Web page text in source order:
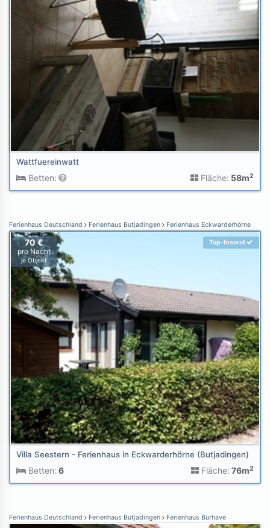
Wattfuereinwatt
Betten: Fläche: 58m2
Ferienhaus Deutschland Ferienhaus Butjadingen Ferienhaus Eckwarderhörne
70 €
pro Nacht
je Objekt
Top-Inserat
Villa Seestern - Ferienhaus in Eckwarderhörne (Butjadingen)
Betten: 6 Fläche: 76m2
Ferienhaus Deutschland Ferienhaus Butjadingen Ferienhaus Burhave